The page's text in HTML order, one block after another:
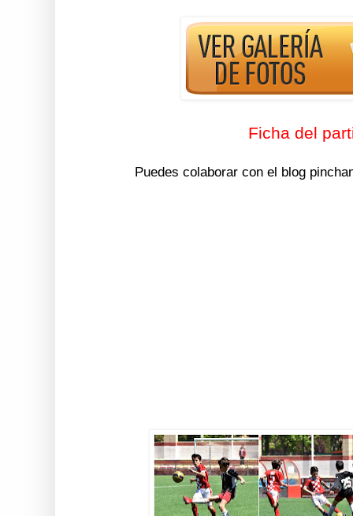
Ficha del
Puedes colaborar con el blog